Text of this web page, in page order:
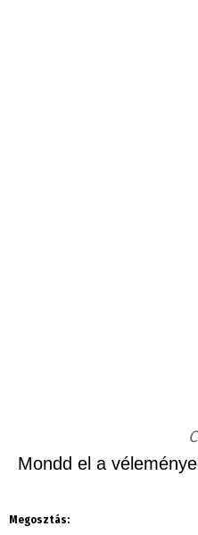
Mondd el a
Megosztás: